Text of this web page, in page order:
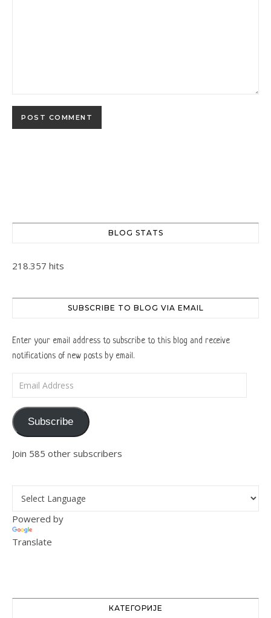
BLOG STATS
218.357 hits
SUBSCRIBE TO BLOG VIA EMAIL
Enter your email address to subscribe to this blog and receive
notifications of new posts by email.
Subscribe
Join 585 other subscribers
Powered by
Translate
КАТЕГОРИЈЕ